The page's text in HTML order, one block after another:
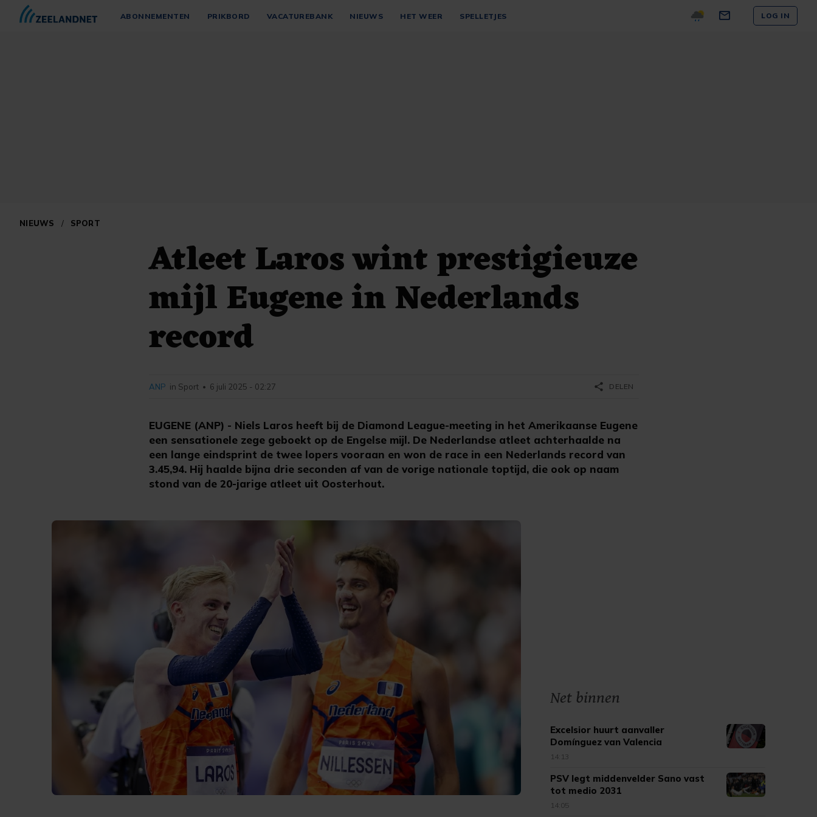
ABONNEMENTEN PRIKBORD VACATUREBANK NIEUWS HET WEER SPELLETJES LOG IN
NIEUWS / SPORT
Atleet Laros wint prestigieuze
mijl Eugene in Nederlands
record
EUGENE (ANP) - Niels Laros heeft bij de Diamond League-meeting in het Amerikaanse Eugene
een sensationele zege geboekt op de Engelse mijl. De Nederlandse atleet achterhaalde na
een lange eindsprint de twee lopers vooraan en won de race in een Nederlands record van
3.45,94. Hij haalde bijna drie seconden af van de vorige nationale toptijd, die ook op naam
stond van de 20-jarige atleet uit Oosterhout.
ANP in Sport • 6 juli 2025 - 02:27 share DELEN
Net binnen
Excelsior huurt aanvaller
Domínguez van Valencia
14:13
PSV legt middenvelder Sano vast
tot medio 2031
14:05